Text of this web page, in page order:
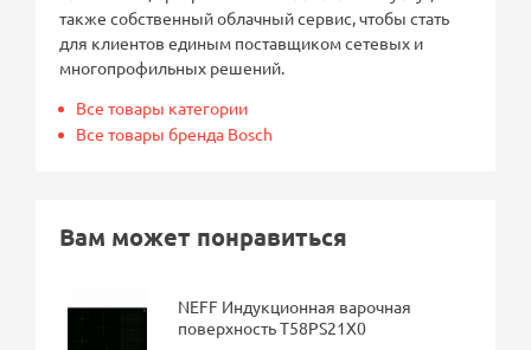
также собственный облачный сервис, чтобы стать
для клиентов единым поставщиком сетевых и
многопрофильных решений.
Все товары категории
Все товары бренда Bosch
Вам может понравиться
NEFF Индукционная варочная
поверхность T58PS21X0